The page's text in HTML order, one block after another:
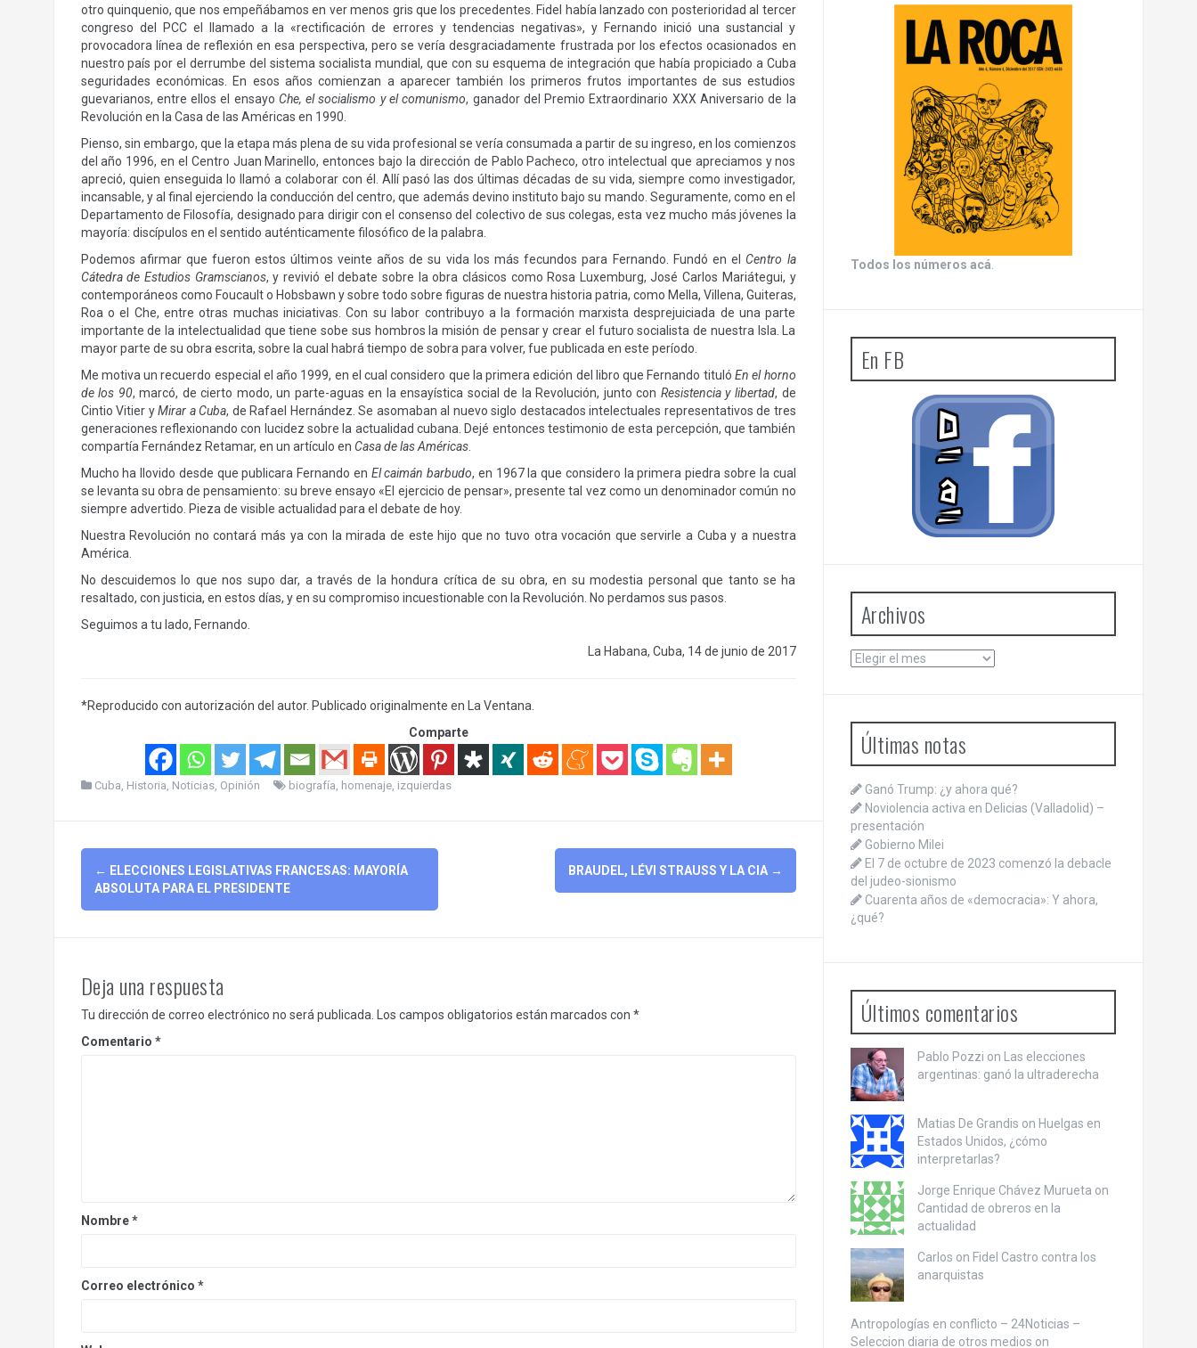
otro quinquenio, que nos empeñábamos en ver menos gris que los precedentes. Fidel había lanzado con posterioridad al tercer
congreso del PCC el llamado a la «rectificación de errores y tendencias negativas», y Fernando inició una sustancial y
provocadora línea de reflexión en esa perspectiva, pero se vería desgraciadamente frustrada por los efectos ocasionados en
nuestro país por el derrumbe del sistema socialista mundial, que con su esquema de integración que había propiciado a Cuba
seguridades económicas. En esos años comienzan a aparecer también los primeros frutos importantes de sus estudios
guevarianos, entre ellos el ensayo Che, el socialismo y el comunismo, ganador del Premio Extraordinario XXX Aniversario de la
Revolución en la Casa de las Américas en 1990.
Pienso, sin embargo, que la etapa más plena de su vida profesional se vería consumada a partir de su ingreso, en los comienzos
del año 1996, en el Centro Juan Marinello, entonces bajo la dirección de Pablo Pacheco, otro intelectual que apreciamos y nos
apreció, quien enseguida lo llamó a colaborar con él. Allí pasó las dos últimas décadas de su vida, siempre como investigador,
incansable, y al final ejerciendo la conducción del centro, que además devino instituto bajo su mando. Seguramente, como en el
Departamento de Filosofía, designado para dirigir con el consenso del colectivo de sus colegas, esta vez mucho más jóvenes la
mayoría: discípulos en el sentido auténticamente filosófico de la palabra.
Podemos afirmar que fueron estos últimos veinte años de su vida los más fecundos para Fernando. Fundó en el Centro la
Cátedra de Estudios Gramscianos, y revivió el debate sobre la obra clásicos como Rosa Luxemburg, José Carlos Mariátegui, y
contemporáneos como Foucault o Hobsbawn y sobre todo sobre figuras de nuestra historia patria, como Mella, Villena, Guiteras,
Roa o el Che, entre otras muchas iniciativas. Con su labor contribuyo a la formación marxista desprejuiciada de una parte
importante de la intelectualidad que tiene sobe sus hombros la misión de pensar y crear el futuro socialista de nuestra Isla. La
mayor parte de su obra escrita, sobre la cual habrá tiempo de sobra para volver, fue publicada en este período.
Me motiva un recuerdo especial el año 1999, en el cual considero que la primera edición del libro que Fernando tituló En el horno
de los 90, marcó, de cierto modo, un parte-aguas en la ensayística social de la Revolución, junto con Resistencia y libertad, de
Cintio Vitier yMirar a Cuba, de Rafael Hernández. Se asomaban al nuevo siglo destacados intelectuales representativos de tres
generaciones reflexionando con lucidez sobre la actualidad cubana. Dejé entonces testimonio de esta percepción, que también
compartía Fernández Retamar, en un artículo en Casa de las Américas.
Mucho ha llovido desde que publicara Fernando en El caimán barbudo, en 1967 la que considero la primera piedra sobre la cual
se levanta su obra de pensamiento: su breve ensayo «El ejercicio de pensar», presente tal vez como un denominador común no
siempre advertido. Pieza de visible actualidad para el debate de hoy.
Nuestra Revolución no contará más ya con la mirada de este hijo que no tuvo otra vocación que servirle a Cuba y a nuestra
América.
No descuidemos lo que nos supo dar, a través de la hondura crítica de su obra, en su modestia personal que tanto se ha
resaltado, con justicia, en estos días, y en su compromiso incuestionable con la Revolución. No perdamos sus pasos.
Seguimos a tu lado, Fernando.
La Habana, Cuba, 14 de junio de 2017
*Reproducido con autorización del autor. Publicado originalmente en La Ventana.
Comparte
Cuba, Historia, Noticias, Opinión biografía, homenaje, izquierdas
Post
navigation
← ELECCIONES LEGISLATIVAS FRANCESAS: MAYORÍA
ABSOLUTA PARA EL PRESIDENTE
BRAUDEL, LÉVI STRAUSS Y LA CIA →
Deja una respuesta
Tu dirección de correo electrónico no será publicada. Los campos obligatorios están marcados con *
Comentario *
Nombre*
Correo electrónico *
Todos los números acá.
En FB
Archivos
Archivos
Últimas notas
Ganó Trump: ¿y ahora qué?
Noviolencia activa en Delicias (Valladolid) –
presentación
Gobierno Milei
El 7 de octubre de 2023 comenzó la debacle
del judeo-sionismo
Cuarenta años de «democracia»: Y ahora,
¿qué?
Últimos comentarios
Pablo Pozzi on Las elecciones
argentinas: ganó la ultraderecha
Matias De Grandis on Huelgas en
Estados Unidos, ¿cómo
interpretarlas?
Jorge Enrique Chávez Murueta on
Cantidad de obreros en la
actualidad
Carlos on Fidel Castro contra los
anarquistas
Antropologías en conflicto – 24Noticias –
Seleccion diaria de otros medios on